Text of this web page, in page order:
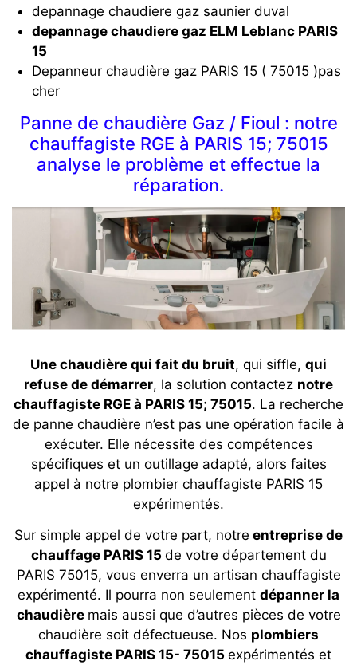
depannage chaudiere gaz saunier duval
depannage chaudiere gaz ELM Leblanc PARIS
15
Depanneur chaudière gaz PARIS 15 ( 75015 )pas
cher
Panne de chaudière Gaz / Fioul : notre
chauffagiste RGE à PARIS 15; 75015
analyse le problème et effectue la
réparation.
Une chaudière qui fait du bruit, qui siffle, qui
refuse de démarrer, la solution contactez notre
chauffagiste RGE à PARIS 15; 75015. La recherche
de panne chaudière n’est pas une opération facile à
exécuter. Elle nécessite des compétences
spécifiques et un outillage adapté, alors faites
appel à notre plombier chauffagiste PARIS 15
expérimentés.
Sur simple appel de votre part, notre entreprise de
chauffage PARIS 15 de votre département du
PARIS 75015, vous enverra un artisan chauffagiste
expérimenté. Il pourra non seulement dépanner la
chaudière mais aussi que d’autres pièces de votre
chaudière soit défectueuse. Nos plombiers
chauffagiste PARIS 15- 75015 expérimentés et